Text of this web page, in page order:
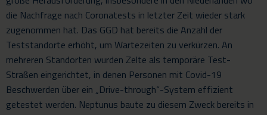
die Nachfrage nach Coronatests in letzter Zeit wieder stark
zugenommen hat. Das GGD hat bereits die Anzahl der
Teststandorte erhöht, um Wartezeiten zu verkürzen. An
mehreren Standorten wurden Zelte als temporäre Test-
Straßen eingerichtet, in denen Personen mit Covid-19
Beschwerden über ein „Drive-through“-System effizient
getestet werden. Neptunus baute zu diesem Zweck bereits in